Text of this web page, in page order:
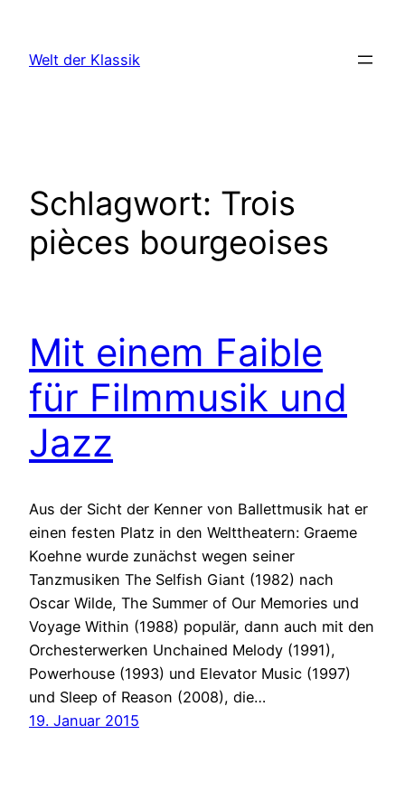
springen
Welt der Klassik
Schlagwort: Trois
pièces bourgeoises
Mit einem Faible
für Filmmusik und
Jazz
Aus der Sicht der Kenner von Ballettmusik hat er
einen festen Platz in den Welttheatern: Graeme
Koehne wurde zunächst wegen seiner
Tanzmusiken The Selfish Giant (1982) nach
Oscar Wilde, The Summer of Our Memories und
Voyage Within (1988) populär, dann auch mit den
Orchesterwerken Unchained Melody (1991),
Powerhouse (1993) und Elevator Music (1997)
und Sleep of Reason (2008), die…
19. Januar 2015